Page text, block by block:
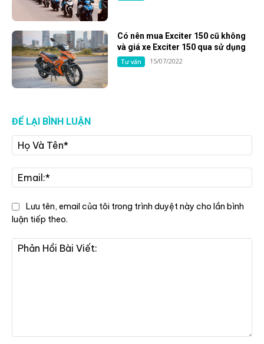
Có nên mua Exciter 150 cũ không
và giá xe Exciter 150 qua sử dụng
Tư vấn 15/07/2022
ĐỂ LẠI BÌNH LUẬN
Và
Lưu tên, email của tôi trong trình duyệt này cho lần bình
luận tiếp theo.